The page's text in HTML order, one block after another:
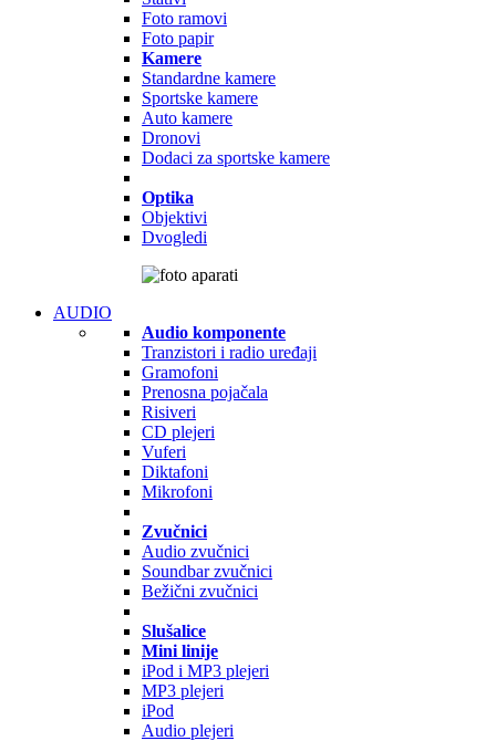
Foto ramovi
Foto papir
Kamere
Standardne kamere
Sportske kamere
Auto kamere
Dronovi
Dodaci za sportske kamere
Optika
Objektivi
Dvogledi
AUDIO
Audio komponente
Tranzistori i radio uređaji
Gramofoni
Prenosna pojačala
Risiveri
CD plejeri
Vuferi
Diktafoni
Mikrofoni
Zvučnici
Audio zvučnici
Soundbar zvučnici
Bežični zvučnici
Slušalice
Mini linije
iPod i MP3 plejeri
MP3 plejeri
iPod
Audio plejeri